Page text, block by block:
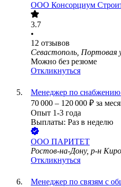
ООО Консорциум
3.7
•
12 отзывов
Севастополь, Портовая
Можно без резюме
Откликнуться
Менеджер по снабжению
70 000 – 120 000 ₽ за
Опыт 1-3 года
Выплаты: Раз в неделю
ООО ПАРИТЕТ
Ростов-на-Дону, р-н
Откликнуться
Менеджер по связям с